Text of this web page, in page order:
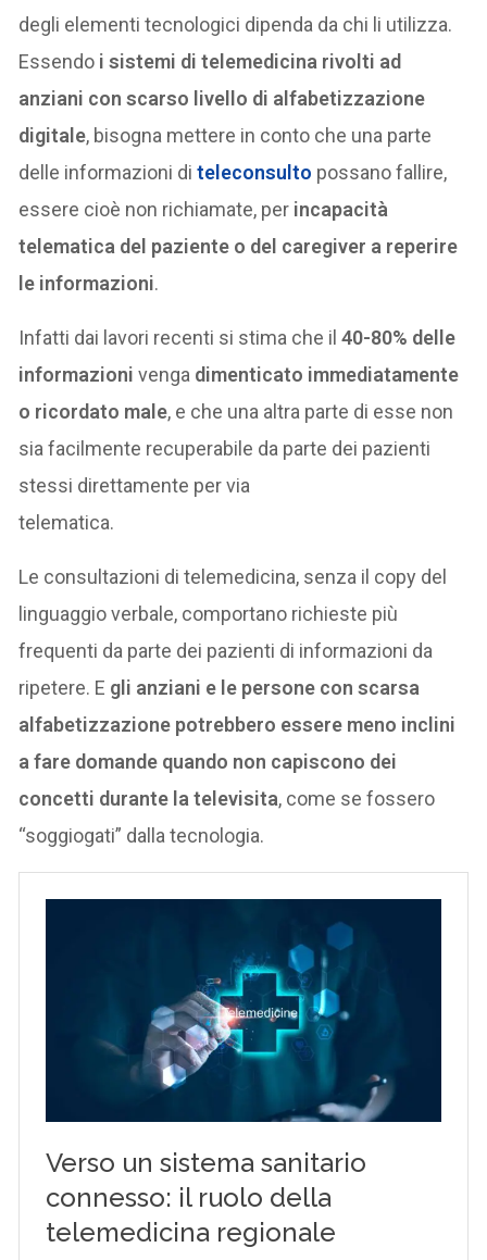
degli elementi tecnologici dipenda da chi li utilizza.
Essendo i sistemi di telemedicina rivolti ad
anziani con scarso livello di alfabetizzazione
digitale, bisogna mettere in conto che una parte
delle informazioni diteleconsulto possano fallire,
essere cioè non richiamate, per incapacità
telematica del paziente o del caregiver a reperire
le informazioni.
Infatti dai lavori recenti si stima che il40-80% delle
informazioni venga dimenticato immediatamente
o ricordato male, e che una altra parte di esse non
sia facilmente recuperabile da parte dei pazienti
stessi direttamente per via
telematica.
Le consultazioni di telemedicina, senza il copy del
linguaggio verbale, comportano richieste più
frequenti da parte dei pazienti di informazioni da
ripetere. E gli anziani e le persone con scarsa
alfabetizzazione potrebbero essere meno inclini
a fare domande quando non capiscono dei
concetti durante la televisita, come se fossero
“soggiogati” dalla tecnologia.